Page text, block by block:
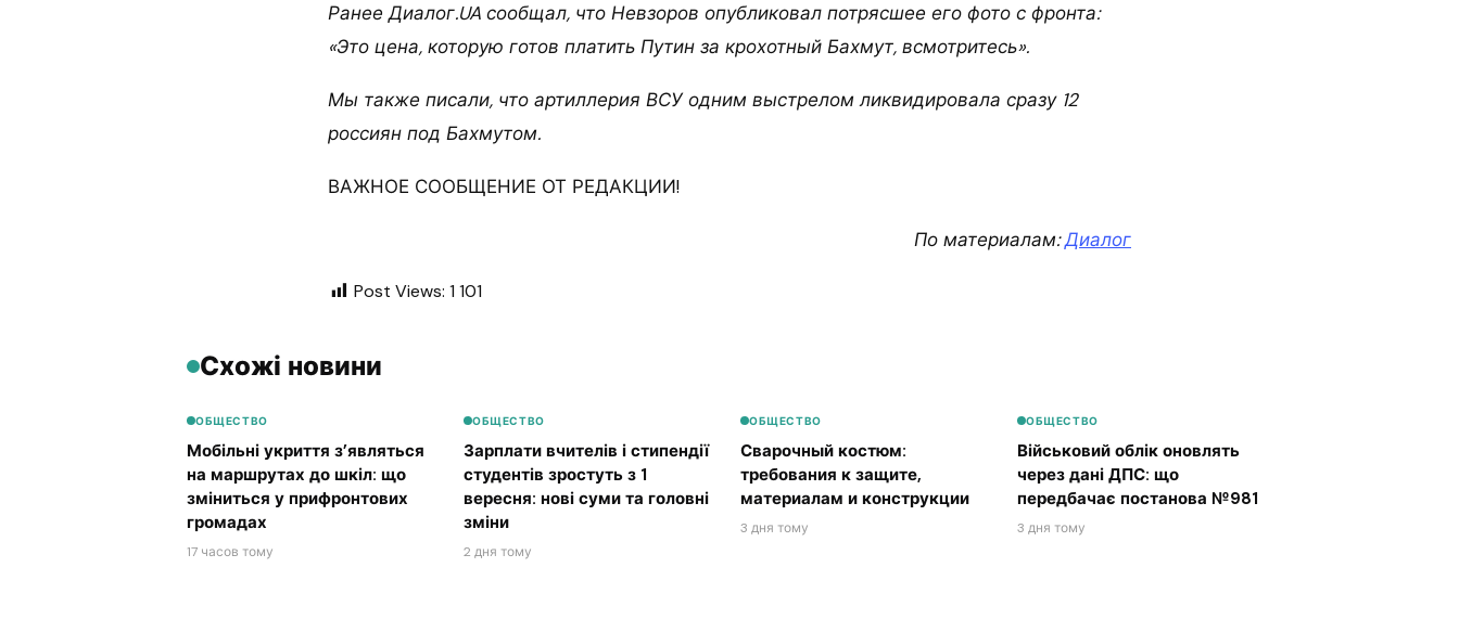
Ранее Диалог.UA сообщал, что Невзоров опубликовал потрясшее его фото с фронта:
«Это цена, которую готов платить Путин за крохотный Бахмут, всмотритесь».
Мы также писали, что артиллерия ВСУ одним выстрелом ликвидировала сразу 12
россиян под Бахмутом.
ВАЖНОЕ СООБЩЕНИЕ ОТ РЕДАКЦИИ!
По материалам:Диалог
Post Views: 1 101
Схожі новини
ОБЩЕСТВО
Мобільні укриття з’являться
на маршрутах до шкіл: що
зміниться у прифронтових
громадах
17 часов тому
ОБЩЕСТВО
Зарплати вчителів і стипендії
студентів зростуть з 1
вересня: нові суми та головні
зміни
2 дня тому
ОБЩЕСТВО
Сварочный костюм:
требования к защите,
материалам и конструкции
3 дня тому
ОБЩЕСТВО
Військовий облік оновлять
через дані ДПС: що
передбачає постанова №981
3 дня тому